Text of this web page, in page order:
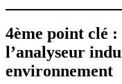
4ème point clé
l’analyseur
environnement